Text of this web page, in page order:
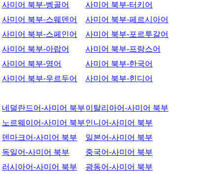
사미어 북부-벵골어
사미어 북부-스웨덴어
사미어 북부-스페인어
사미어 북부-아랍어
사미어 북부-영어
사미어 북부-우르두어
사미어 북부-터키어
사미어 북부-페르시아어
사미어 북부-포르투갈어
사미어 북부-프랑스어
사미어 북부-한국어
사미어 북부-힌디어
네덜란드어-사미어 북부
노르웨이어-사미어 북부
덴마크어-사미어 북부
독일어-사미어 북부
러시아어-사미어 북부
이탈리아어-사미어 북부
인니어-사미어 북부
일본어-사미어 북부
중국어-사미어 북부
광동어-사미어 북부